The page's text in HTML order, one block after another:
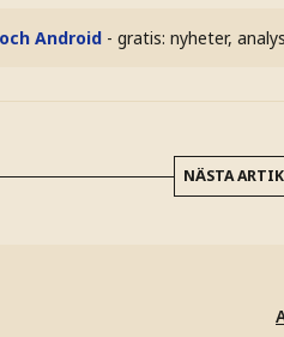
Android - gratis: nyheter,
NÄSTA